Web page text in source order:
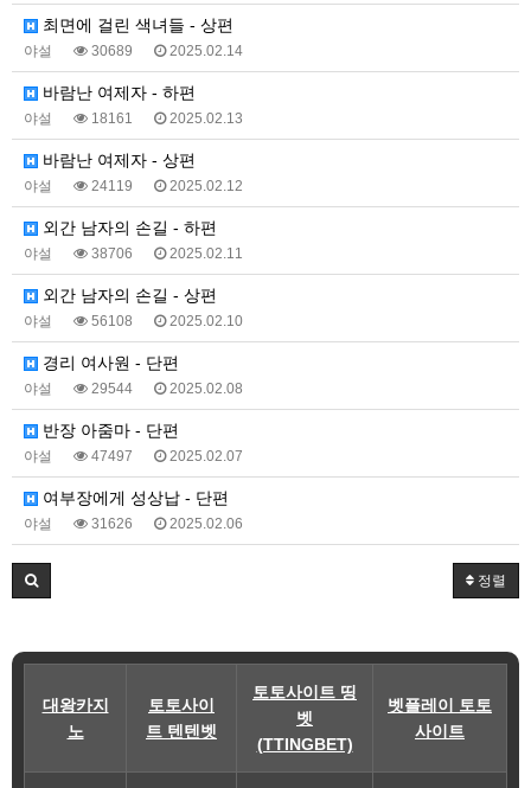
최면에 걸린 색녀들 - 상편
야설 30689 2025.02.14
바람난 여제자 - 하편
야설 18161 2025.02.13
바람난 여제자 - 상편
야설 24119 2025.02.12
외간 남자의 손길 - 하편
야설 38706 2025.02.11
외간 남자의 손길 - 상편
야설 56108 2025.02.10
경리 여사원 - 단편
야설 29544 2025.02.08
반장 아줌마 - 단편
야설 47497 2025.02.07
여부장에게 성상납 - 단편
야설 31626 2025.02.06
정렬
대왕카지
노
토토사이
트 텐텐벳
토토사이트 띵
벳
(TTINGBET)
벳플레이 토토
사이트